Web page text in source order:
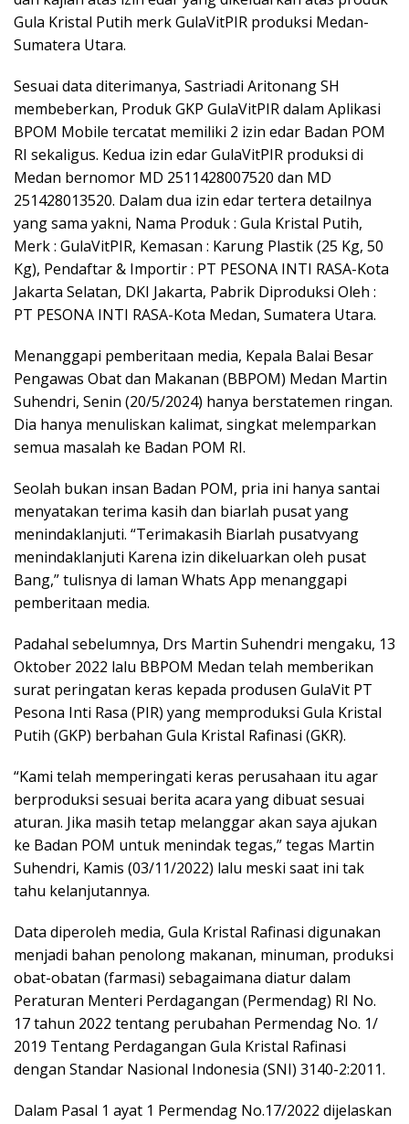
Gula Kristal Putih merk GulaVitPIR produksi Medan-
Sumatera Utara.
Sesuai data diterimanya, Sastriadi Aritonang SH
membeberkan, Produk GKP GulaVitPIR dalam Aplikasi
BPOM Mobile tercatat memiliki 2 izin edar Badan POM
RI sekaligus. Kedua izin edar GulaVitPIR produksi di
Medan bernomor MD 2511428007520 dan MD
251428013520. Dalam dua izin edar tertera detailnya
yang sama yakni, Nama Produk : Gula Kristal Putih,
Merk : GulaVitPIR, Kemasan : Karung Plastik (25 Kg, 50
Kg), Pendaftar & Importir : PT PESONA INTI RASA-Kota
Jakarta Selatan, DKI Jakarta, Pabrik Diproduksi Oleh :
PT PESONA INTI RASA-Kota Medan, Sumatera Utara.
Menanggapi pemberitaan media, Kepala Balai Besar
Pengawas Obat dan Makanan (BBPOM) Medan Martin
Suhendri, Senin (20/5/2024) hanya berstatemen ringan.
Dia hanya menuliskan kalimat, singkat melemparkan
semua masalah ke Badan POM RI.
Seolah bukan insan Badan POM, pria ini hanya santai
menyatakan terima kasih dan biarlah pusat yang
menindaklanjuti. “Terimakasih Biarlah pusatvyang
menindaklanjuti Karena izin dikeluarkan oleh pusat
Bang,” tulisnya di laman Whats App menanggapi
pemberitaan media.
Padahal sebelumnya, Drs Martin Suhendri mengaku, 13
Oktober 2022 lalu BBPOM Medan telah memberikan
surat peringatan keras kepada produsen GulaVit PT
Pesona Inti Rasa (PIR) yang memproduksi Gula Kristal
Putih (GKP) berbahan Gula Kristal Rafinasi (GKR).
“Kami telah memperingati keras perusahaan itu agar
berproduksi sesuai berita acara yang dibuat sesuai
aturan. Jika masih tetap melanggar akan saya ajukan
ke Badan POM untuk menindak tegas,” tegas Martin
Suhendri, Kamis (03/11/2022) lalu meski saat ini tak
tahu kelanjutannya.
Data diperoleh media, Gula Kristal Rafinasi digunakan
menjadi bahan penolong makanan, minuman, produksi
obat-obatan (farmasi) sebagaimana diatur dalam
Peraturan Menteri Perdagangan (Permendag) RI No.
17 tahun 2022 tentang perubahan Permendag No. 1/
2019 Tentang Perdagangan Gula Kristal Rafinasi
dengan Standar Nasional Indonesia (SNI) 3140-2:2011.
Dalam Pasal 1 ayat 1 Permendag No.17/2022 dijelaskan